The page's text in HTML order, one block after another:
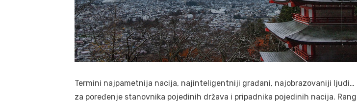
Termini najpametnija nacija, najinteligentniji građani, najobrazovaniji ljudi…
za poređenje stanovnika pojedinih država i pripadnika pojedinih nacija.